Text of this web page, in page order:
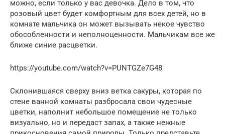
можно, если только у вас девочка. Дело в том, что
розовый цвет будет комфортным для всех детей, но в
комнате мальчика он может вызывать некое чувство
обособленности и неполноценности. Мальчикам все же
ближе синие расцветки.
https://youtube.com/watch?v=PUNTGZe7G48
Склонившаяся сверху вниз ветка сакуры, которая по
стене ванной комнаты разбросала свои чудесные
цветки, наполнит небольшое помещение не только
визуально, но и передаст запах, а также нежные